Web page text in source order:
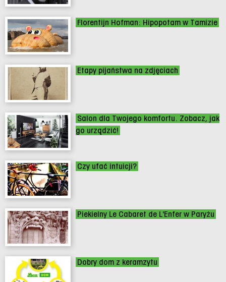
Florentijn Hofman: Hipopotam w Tamizie
Etapy pijaństwa na zdjęciach
Salon dla Twojego komfortu. Zobacz, jak
go urządzić!
Czy ufać intuicji?
Piekielny Le Cabaret de L'Enfer w Paryżu
Dobry dom z keramzytu